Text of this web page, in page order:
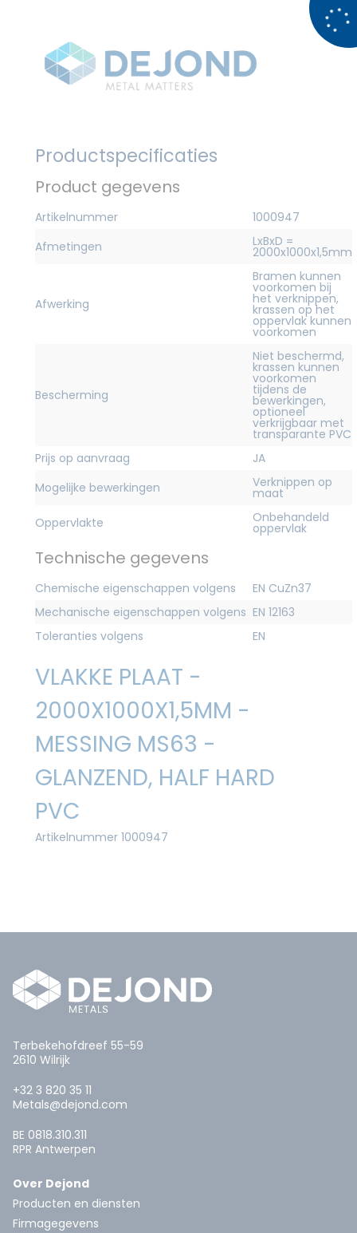
Productspecificaties
Product gegevens
Artikelnummer
1000947
Afmetingen
LxBxD =
2000x1000x1,5mm
Afwerking
Bramen kunnen
voorkomen bij
het verknippen,
krassen op het
oppervlak kunnen
voorkomen
Bescherming
Niet beschermd,
krassen kunnen
voorkomen
tijdens de
bewerkingen,
optioneel
verkrijgbaar met
transparante PVC
Prijs op aanvraag
JA
Mogelijke bewerkingen
Verknippen op
maat
Oppervlakte
Onbehandeld
oppervlak
Technische gegevens
Chemische eigenschappen volgens
EN CuZn37
Mechanische eigenschappen volgens EN 12163
Toleranties volgens
EN
VLAKKE PLAAT -
2000X1000X1,5MM -
MESSING MS63 -
GLANZEND, HALF HARD
PVC
Artikelnummer 1000947
Terbekehofdreef 55-59
2610 Wilrijk
+32 3 820 35 11
Metals@dejond.com
BE 0818.310.311
RPR Antwerpen
Over Dejond
Producten en diensten
Firmagegevens